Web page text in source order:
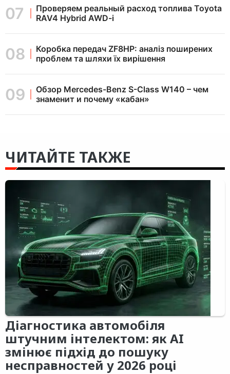
Проверяем реальный расход топлива Toyota
RAV4 Hybrid AWD-i
Коробка передач ZF8HP: аналіз поширених
проблем та шляхи їх вирішення
Обзор Mercedes-Benz S-Class W140 – чем
знаменит и почему «кабан»
ЧИТАЙТЕ ТАКЖЕ
Діагностика автомобіля
штучним інтелектом: як AI
змінює підхід до пошуку
несправностей у 2026 році